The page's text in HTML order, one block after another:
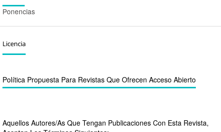
Ponencias
Licencia
Política Propuesta Para Revistas Que Ofrecen Acceso Abierto
Aquellos Autores/as Que Tengan Publicaciones Con Esta Revista,